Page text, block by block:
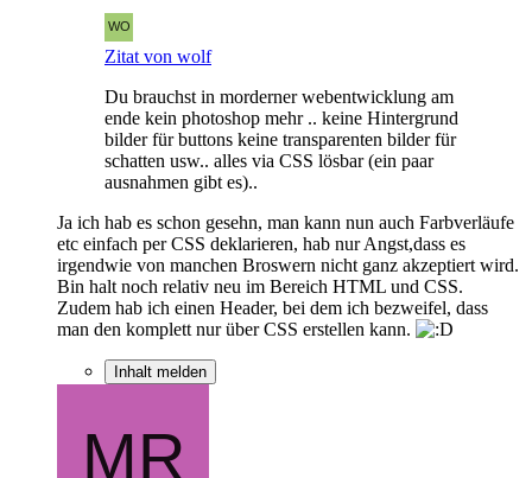
Zitat von wolf
Du brauchst in morderner webentwicklung am
ende kein photoshop mehr .. keine Hintergrund
bilder für buttons keine transparenten bilder für
schatten usw.. alles via CSS lösbar (ein paar
ausnahmen gibt es)..
Ja ich hab es schon gesehn, man kann nun auch Farbverläufe
etc einfach per CSS deklarieren, hab nur Angst,dass es
irgendwie von manchen Broswern nicht ganz akzeptiert wird.
Bin halt noch relativ neu im Bereich HTML und CSS.
Zudem hab ich einen Header, bei dem ich bezweifel, dass
man den komplett nur über CSS erstellen kann.
Inhalt melden